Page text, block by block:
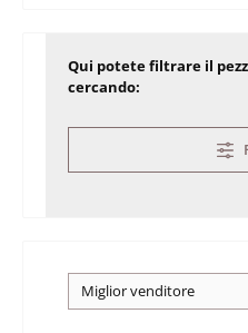
Qui potete filtrare il
cercando: